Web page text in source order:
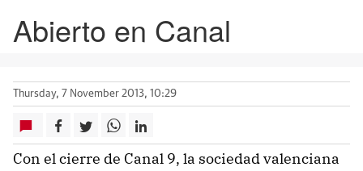
Abierto en Canal
Thursday, 7 November 2013, 10:29
Con el cierre de Canal 9, la sociedad valenciana